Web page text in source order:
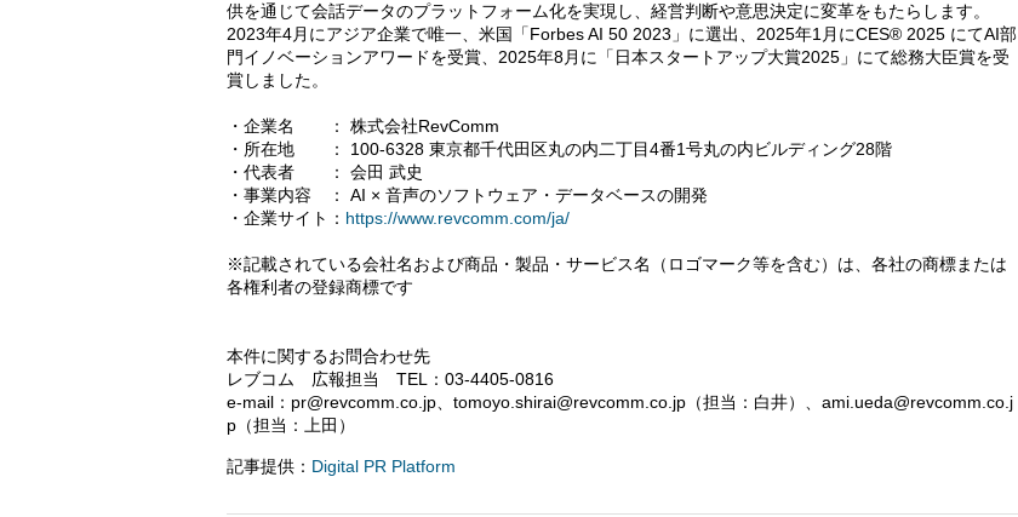
供を通じて会話データのプラットフォーム化を実現し、経営判断や意思決定に変革をもたらします。
2023年4月にアジア企業で唯一、米国「Forbes AI 50 2023」に選出、2025年1月にCES® 2025 にてAI部
門イノベーションアワードを受賞、2025年8月に「日本スタートアップ大賞2025」にて総務大臣賞を受
賞しました。
・企業名 ： 株式会社RevComm
・所在地 ： 100-6328 東京都千代田区丸の内二丁目4番1号丸の内ビルディング28階
・代表者 ： 会田 武史
・事業内容 ： AI × 音声のソフトウェア・データベースの開発
・企業サイト： https://www.revcomm.com/ja/
※記載されている会社名および商品・製品・サービス名（ロゴマーク等を含む）は、各社の商標または
各権利者の登録商標です
本件に関するお問合わせ先
レブコム 広報担当 TEL：03-4405-0816
e-mail：pr@revcomm.co.jp、tomoyo.shirai@revcomm.co.jp（担当：白井）、ami.ueda@revcomm.co.j
p（担当：上田）
記事提供： Digital PR Platform